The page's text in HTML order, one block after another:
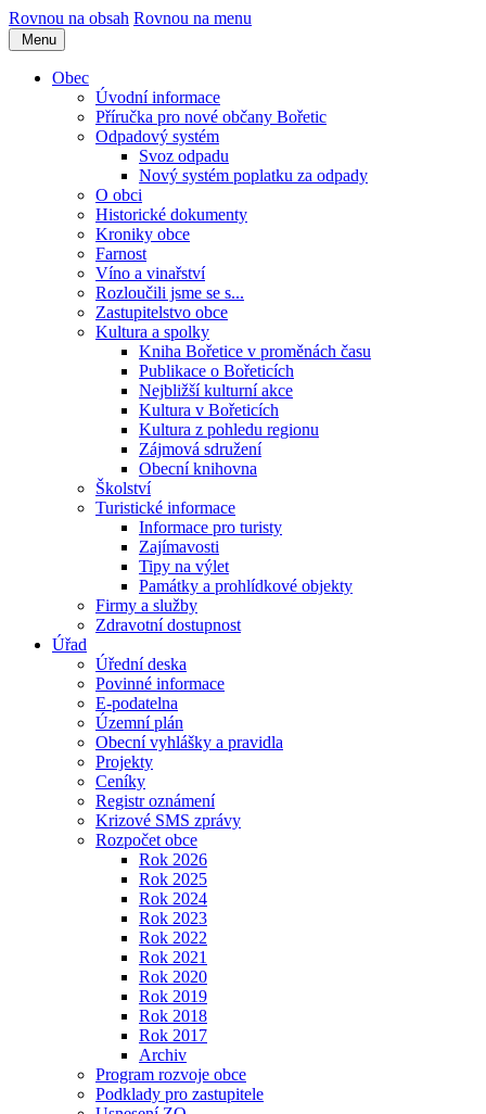
Rovnou na obsah Rovnou na menu
Menu
Obec
Úvodní informace
Příručka pro nové občany Bořetic
Odpadový systém
Svoz odpadu
Nový systém poplatku za odpady
O obci
Historické dokumenty
Kroniky obce
Farnost
Víno a vinařství
Rozloučili jsme se s...
Zastupitelstvo obce
Kultura a spolky
Kniha Bořetice v proměnách času
Publikace o Bořeticích
Nejbližší kulturní akce
Kultura v Bořeticích
Kultura z pohledu regionu
Zájmová sdružení
Obecní knihovna
Školství
Turistické informace
Informace pro turisty
Zajímavosti
Tipy na výlet
Památky a prohlídkové objekty
Firmy a služby
Zdravotní dostupnost
Úřad
Úřední deska
Povinné informace
E-podatelna
Územní plán
Obecní vyhlášky a pravidla
Projekty
Ceníky
Registr oznámení
Krizové SMS zprávy
Rozpočet obce
Rok 2026
Rok 2025
Rok 2024
Rok 2023
Rok 2022
Rok 2021
Rok 2020
Rok 2019
Rok 2018
Rok 2017
Archiv
Program rozvoje obce
Podklady pro zastupitele